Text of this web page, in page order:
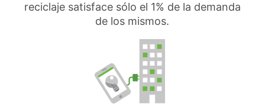
reciclaje satisface sólo el 1% de la demanda
de los mismos.